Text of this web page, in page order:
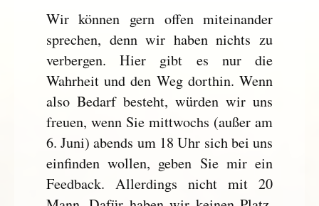
Wir können gern offen miteinander
sprechen, denn wir haben nichts zu
verbergen. Hier gibt es nur die
Wahrheit und den Weg dorthin. Wenn
also Bedarf besteht, würden wir uns
freuen, wenn Sie mittwochs (außer am
6. Juni) abends um 18 Uhr sich bei uns
einfinden wollen, geben Sie mir ein
Feedback. Allerdings nicht mit 20